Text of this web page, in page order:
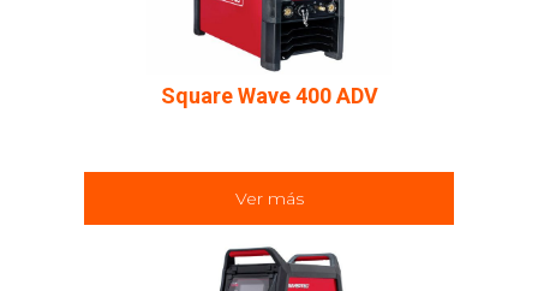
Square Wave 400 ADV
Ver más